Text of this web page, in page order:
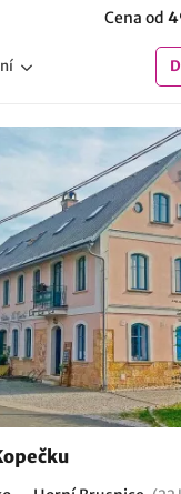
Cena od